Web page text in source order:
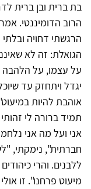
בת ברית ובן ברית
הרוב הדומיננטי.
הרגשתי דחויה
הגואלת: זה לא
על עצמו, על הלהבה
יגדל ויתחזק עד
אוהבת להיות
תמיד ברורה לי
אני ועל מה אני
חברתית", נימקתי,
ללבנים. והרי
מיעוט פרחנו". זו